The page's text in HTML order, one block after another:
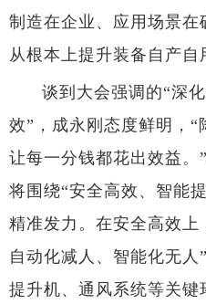
制造在企业、应用场景在
从根本上提升装备自产自
谈到大会强调的“深
效”，成永刚态度鲜明，
让每一分钱都花出效益。
将围绕“安全高效、智能
精准发力。在安全高效上
自动化减人、智能化无
提升机、通风系统等关键